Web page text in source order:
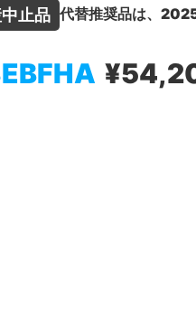
止品 代替推奨品は、